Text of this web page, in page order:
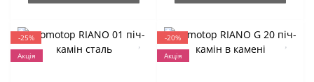
-25%
Акція
-20%
Акція